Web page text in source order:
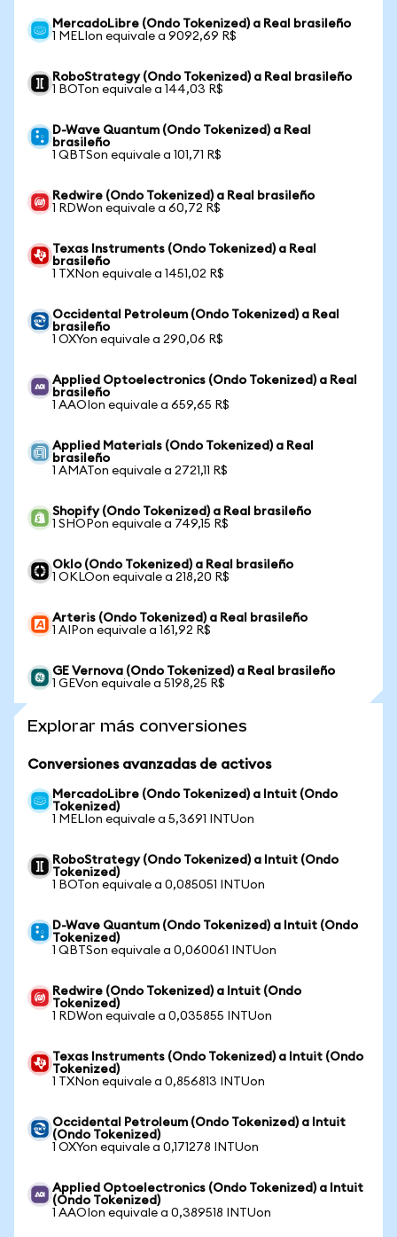
MercadoLibre (Ondo Tokenized) a Real brasileño
1 MELIon equivale a 9092,69 R$
RoboStrategy (Ondo Tokenized) a Real brasileño
1 BOTon equivale a 144,03 R$
D-Wave Quantum (Ondo Tokenized) a Real
brasileño
1 QBTSon equivale a 101,71 R$
Redwire (Ondo Tokenized) a Real brasileño
1 RDWon equivale a 60,72 R$
Texas Instruments (Ondo Tokenized) a Real
brasileño
1 TXNon equivale a 1451,02 R$
Occidental Petroleum (Ondo Tokenized) a Real
brasileño
1 OXYon equivale a 290,06 R$
Applied Optoelectronics (Ondo Tokenized) a Real
brasileño
1 AAOIon equivale a 659,65 R$
Applied Materials (Ondo Tokenized) a Real
brasileño
1 AMATon equivale a 2721,11 R$
Shopify (Ondo Tokenized) a Real brasileño
1 SHOPon equivale a 749,15 R$
Oklo (Ondo Tokenized) a Real brasileño
1 OKLOon equivale a 218,20 R$
Arteris (Ondo Tokenized) a Real brasileño
1 AIPon equivale a 161,92 R$
GE Vernova (Ondo Tokenized) a Real brasileño
1 GEVon equivale a 5198,25 R$
Explorar más conversiones
Conversiones avanzadas de activos
MercadoLibre (Ondo Tokenized) a Intuit (Ondo
Tokenized)
1 MELIon equivale a 5,3691 INTUon
RoboStrategy (Ondo Tokenized) a Intuit (Ondo
Tokenized)
1 BOTon equivale a 0,085051 INTUon
D-Wave Quantum (Ondo Tokenized) a Intuit (Ondo
Tokenized)
1 QBTSon equivale a 0,060061 INTUon
Redwire (Ondo Tokenized) a Intuit (Ondo
Tokenized)
1 RDWon equivale a 0,035855 INTUon
Texas Instruments (Ondo Tokenized) a Intuit (Ondo
Tokenized)
1 TXNon equivale a 0,856813 INTUon
Occidental Petroleum (Ondo Tokenized) a Intuit
(Ondo Tokenized)
1 OXYon equivale a 0,171278 INTUon
Applied Optoelectronics (Ondo Tokenized) a Intuit
(Ondo Tokenized)
1 AAOIon equivale a 0,389518 INTUon